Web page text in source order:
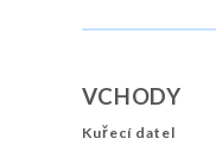
VCHODY
Kuřecí datel